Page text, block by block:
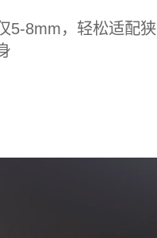
5-8mm，轻松适配狭